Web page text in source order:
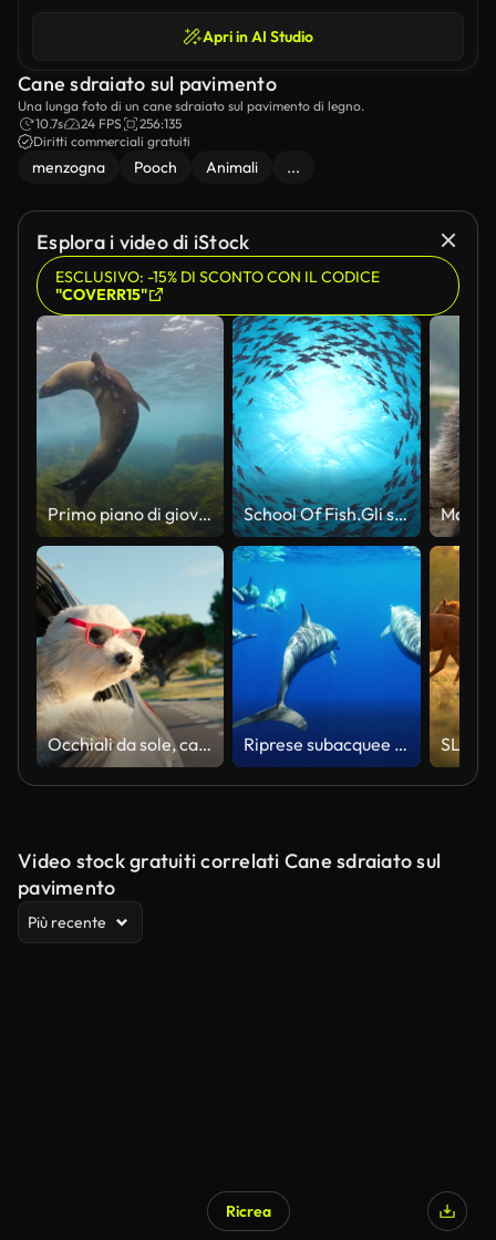
Apri in AI Studio
Cane sdraiato sul pavimento
Una lunga foto di un cane sdraiato sul pavimento di legno.
10.7s
24 FPS
256:135
Diritti commerciali gratuiti
menzogna Pooch Animali ...
Esplora i video di iStock
ESCLUSIVO: -15% DI SCONTO CON IL CODICE
"COVERR15"
Primo piano di giovani otarie orsine australiane che giocano in acque blu limpide dell'oceano aperto School Of Fish.Gli squali nuotano in cerchio.
Occhiali da sole, carino e cucciolo fuori dal finestrino dell'auto in un viaggio su strada di fine settimana, vacanza o vacanza. Animale domestico dolce, animale e bianco del cane con gli occhiali funky, alla moda ed eleganti che guidano in strada. Riprese subacquee di delfini che nuotano nell'oceano
Video stock gratuiti correlati Cane sdraiato sul
pavimento
Più recente
Ricrea